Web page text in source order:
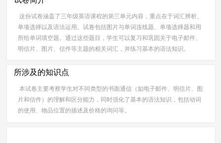
这份试卷涵盖了三年级英语课程的第三单元内容，重点在于词汇辨析、
单项选择以及语法运用。试卷包括图片与单词连线题、单项选择题和用
所给单词填空题。通过这些题目，学生可以复习和巩固关于电子邮件、
明信片、图片、信件等主题的相关词汇，并练习基本的语法知识。
所涉及的知识点
本试卷主要考察学生对不同类型的书面通信（如电子邮件、明信片、图
片和信件）的理解和区分能力，同时强化了基本的语法知识，包括动词
的使用、物品位置的描述及价格的询问等。